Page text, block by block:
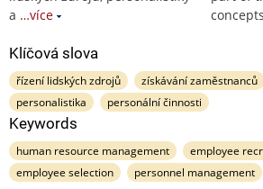
a …více
Klíčová slova
řízení lidských zdrojů získávání zaměstnanců
personalistika
personální činnosti
Keywords
human resource management
employee
employee selection
personnel management